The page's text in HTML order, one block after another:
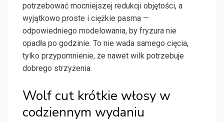
potrzebować mocniejszej redukcji objętości, a
wyjątkowo proste i ciężkie pasma —
odpowiedniego modelowania, by fryzura nie
opadła po godzinie. To nie wada samego cięcia,
tylko przypomnienie, że nawet wilk potrzebuje
dobrego strzyżenia.
Wolf cut krótkie włosy w
codziennym wydaniu